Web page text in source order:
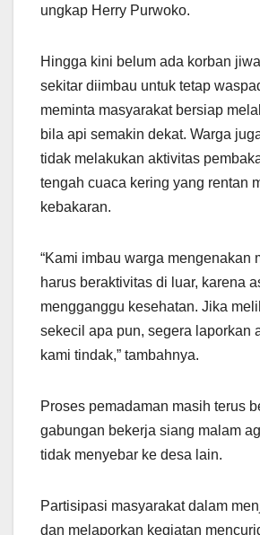
ungkap Herry Purwoko.
Hingga kini belum ada korban
sekitar diimbau untuk tetap
meminta masyarakat bersiap
bila api semakin dekat. Warga
tidak melakukan aktivitas
tengah cuaca kering yang rentan
kebakaran.
“Kami imbau warga mengenakan
harus beraktivitas di luar, karena
mengganggu kesehatan. Jika
sekecil apa pun, segera laporkan
kami tindak,” tambahnya.
Proses pemadaman masih terus
gabungan bekerja siang malam
tidak menyebar ke desa lain.
Partisipasi masyarakat dalam
dan melaporkan kegiatan